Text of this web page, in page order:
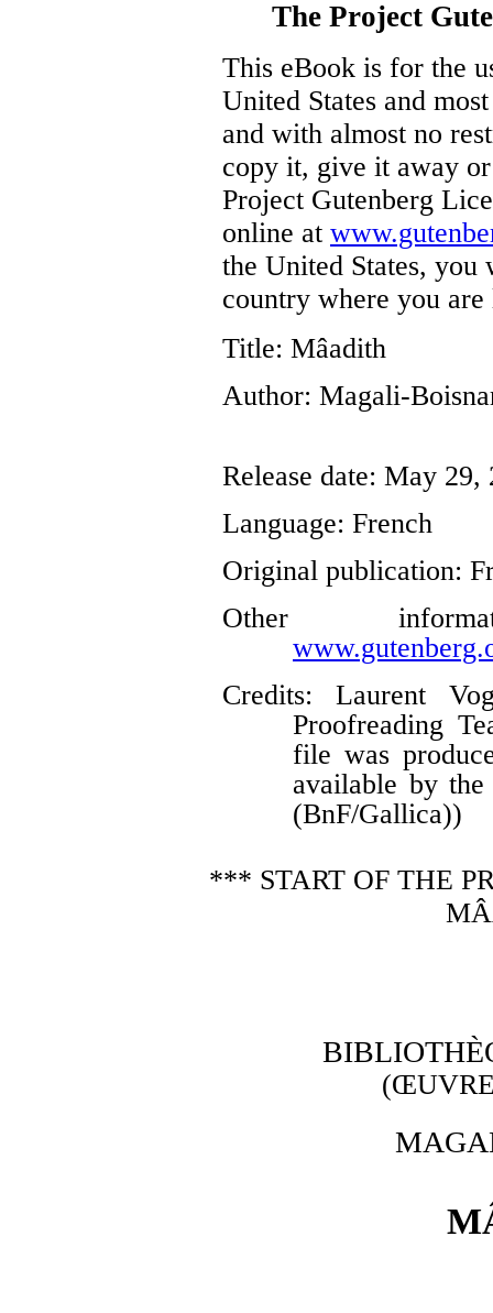
The Project
This eBook is for the
United States and
and with almost no
copy it, give it away
Project Gutenberg
online at
the United States,
country where you
Title: Mâadith
Author: Magali-
Release date: May 29,
Language: French
Original publication:
Other
Credits: Laurent
Proofreading
file was
available by
(BnF/Gallica))
*** START OF THE